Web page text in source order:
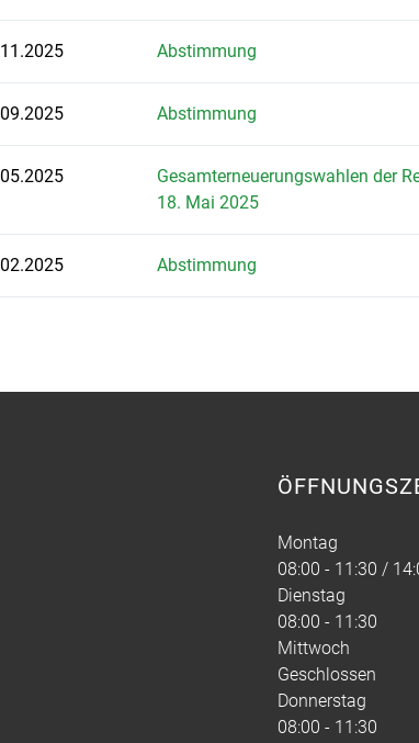
Abstimmung
Abstimmung
Gesamterneuerungswahlen der
18. Mai 2025
Abstimmung
Montag
08:00 - 11:30 /
Dienstag
08:00 - 11:30
Mittwoch
Geschlossen
Donnerstag
08:00 - 11:30